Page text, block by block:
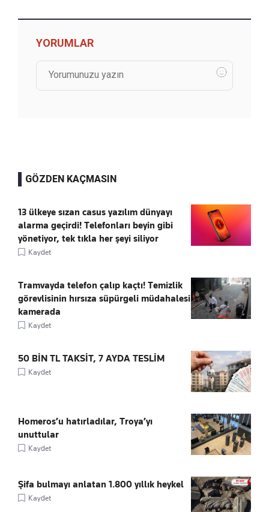
YORUMLAR
GÖZDEN KAÇMASIN
13 ülkeye sızan casus yazılım dünyayı
alarma geçirdi! Telefonları beyin gibi
yönetiyor, tek tıkla her şeyi siliyor
Kaydet
Tramvayda telefon çalıp kaçtı! Temizlik
görevlisinin hırsıza süpürgeli müdahalesi
kamerada
Kaydet
50 BİN TL TAKSİT, 7 AYDA TESLİM
Kaydet
Homeros’u hatırladılar, Troya’yı
unuttular
Kaydet
Şifa bulmayı anlatan 1.800 yıllık heykel
Kaydet